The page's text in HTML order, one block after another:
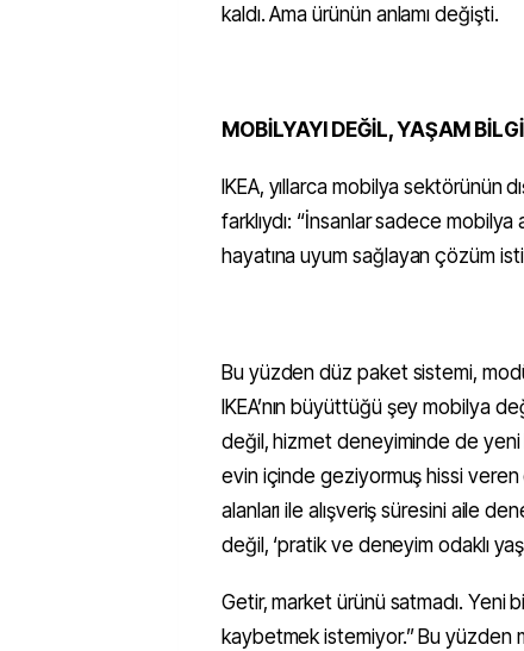
kaldı. Ama ürünün anlamı değişti.
MOBİLYAYI DEĞİL, YAŞAM
IKEA, yıllarca mobilya sektörünün
farklıydı: “İnsanlar sadece
hayatına uyum sağlayan çözüm
Bu yüzden düz paket sistemi,
IKEA’nın büyüttüğü şey mobilya
değil, hizmet deneyiminde de
evin içinde geziyormuş hissi
alanları ile alışveriş süresini aile
değil, ‘pratik ve deneyim odaklı
Getir, market ürünü satmadı. Yeni
kaybetmek istemiyor.” Bu yüzden